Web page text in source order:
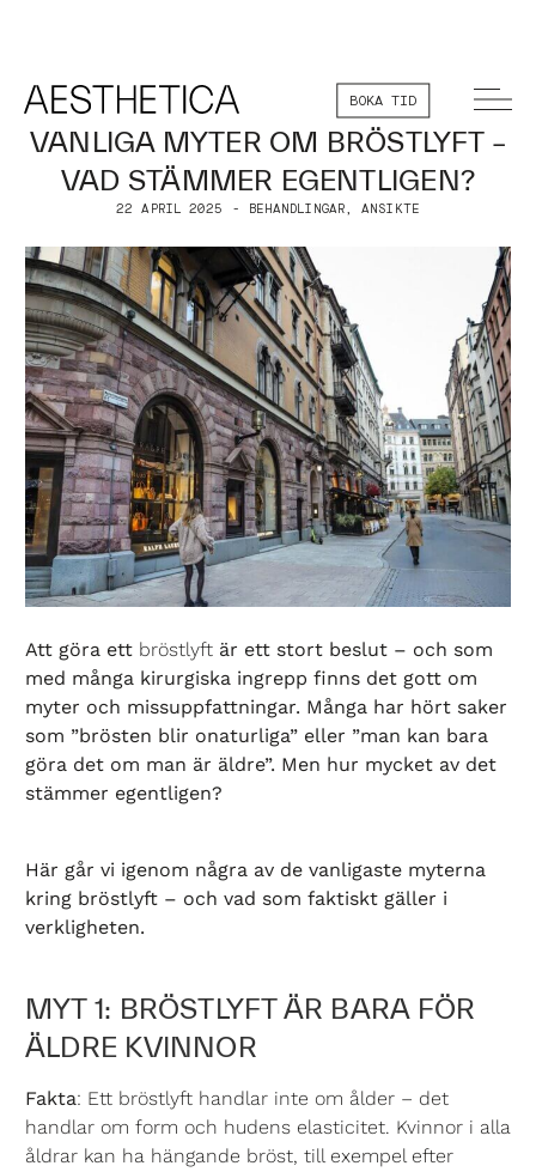
BOKA TID
VANLIGA MYTER OM BRÖSTLYFT –
VAD STÄMMER EGENTLIGEN?
22 APRIL 2025 - BEHANDLINGAR, ANSIKTE
Att göra ett bröstlyft är ett stort beslut – och som
med många kirurgiska ingrepp finns det gott om
myter och missuppfattningar. Många har hört saker
som ”brösten blir onaturliga” eller ”man kan bara
göra det om man är äldre”. Men hur mycket av det
stämmer egentligen?
Här går vi igenom några av de vanligaste myterna
kring bröstlyft – och vad som faktiskt gäller i
verkligheten.
MYT 1: BRÖSTLYFT ÄR BARA FÖR
ÄLDRE KVINNOR
Fakta: Ett bröstlyft handlar inte om ålder – det
handlar om form och hudens elasticitet. Kvinnor i alla
åldrar kan ha hängande bröst, till exempel efter